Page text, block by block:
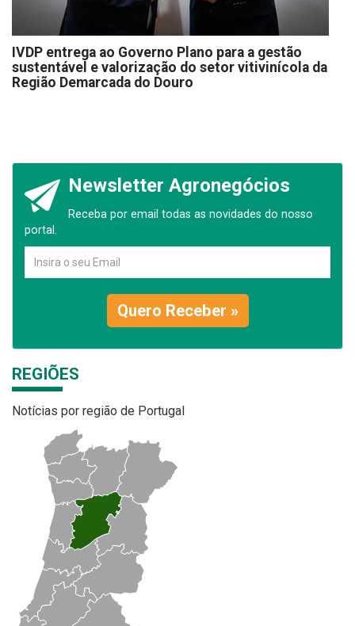
IVDP entrega ao Governo Plano para a gestão
sustentável e valorização do setor vitivinícola da
Região Demarcada do Douro
Newsletter Agronegócios
Receba por email todas as novidades do nosso
portal.
Quero Receber »
REGIÕES
Notícias por região de Portugal